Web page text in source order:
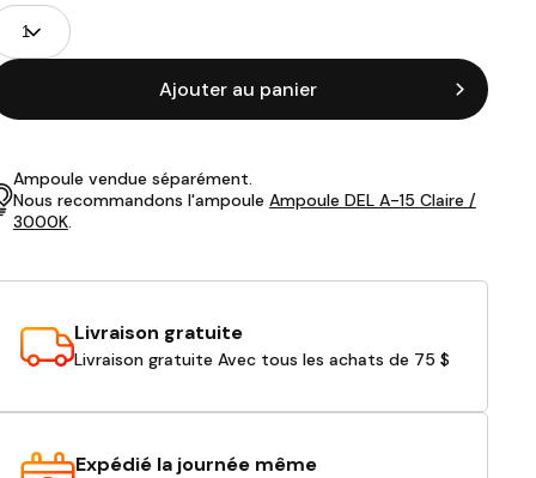
Ajouter au panier
Ampoule vendue séparément.
Nous recommandons l'ampoule Ampoule DEL A-15 Claire /
3000K.
Livraison gratuite
Livraison gratuite Avec tous les achats de 75 $
Expédié la journée même